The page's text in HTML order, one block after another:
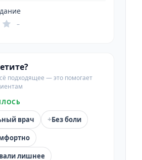
–
подходящее — это помогает
врач +Без боли
лишнее